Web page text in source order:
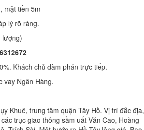
mặt tiền 5m
lý rõ ràng.
lượng)
Khách chủ đàm phán trực tiếp.
vay Ngân Hàng.
Khuê, trung tâm quận Tây Hồ. Vị trí đắc địa,
trục giao thông sầm uất Văn Cao, Hoàng